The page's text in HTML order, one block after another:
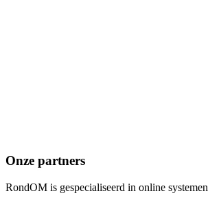
Onze partners
RondOM is gespecialiseerd in online systemen